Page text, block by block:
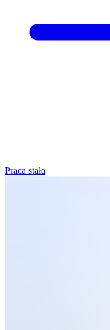
Praca stała